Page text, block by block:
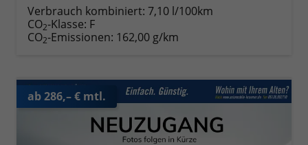
Verbrauch kombiniert: 7,10 l/100km
CO2-Klasse: F
CO2-Emissionen: 162,00 g/km
ab 286,– € mtl.